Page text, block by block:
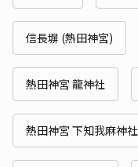
信長塀 (熱田神宮)
熱田神宮 龍神社
熱田神宮 下知我麻神社